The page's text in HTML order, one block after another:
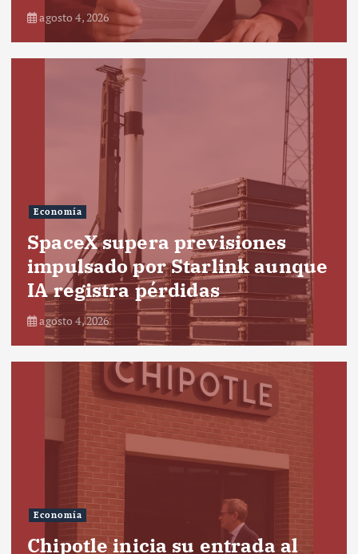
agosto 4, 2026
Economía
SpaceX supera previsiones
impulsado por Starlink aunque
IA registra pérdidas
agosto 4, 2026
Economía
Chipotle inicia su entrada al